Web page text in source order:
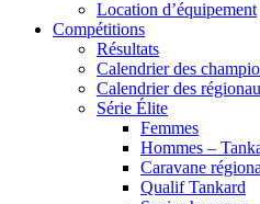
Location d’équipement
Compétitions
Résultats
Calendrier des
Calendrier des
Série Élite
Femmes
Hommes –
Caravane
Qualif Tankard